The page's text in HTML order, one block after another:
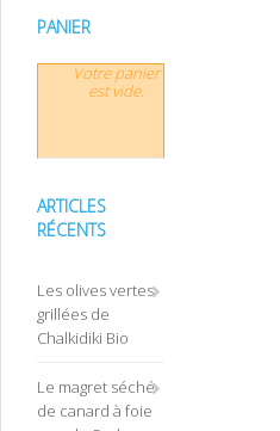
PANIER
Votre panier
est vide.
ARTICLES
RÉCENTS
Les olives vertes
grillées de
Chalkidiki Bio
Le magret séché
de canard à foie